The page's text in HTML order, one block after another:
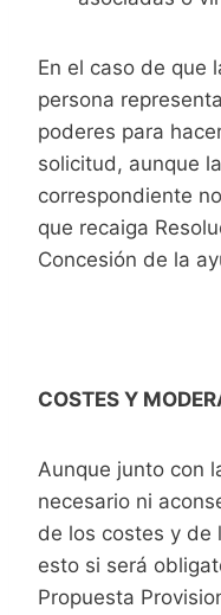
En el caso de que
persona
poderes para
solicitud, aunque
correspondiente
que recaiga
Concesión de la
COSTES Y
Aunque junto con
necesario ni
de los costes y de
esto si será
Propuesta